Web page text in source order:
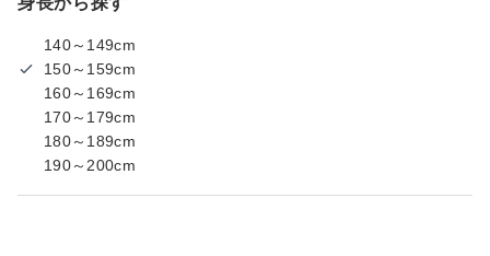
140～149cm
150～159cm
160～169cm
170～179cm
180～189cm
190～200cm